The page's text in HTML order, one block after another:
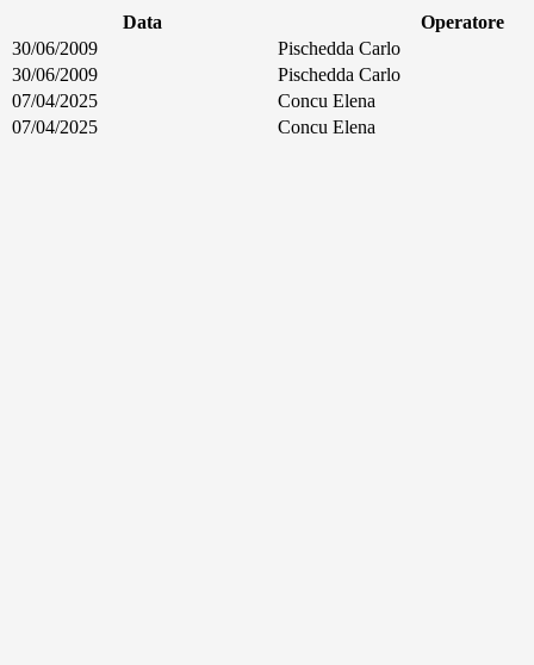
Data
Operatore
30/06/2009
Pischedda Carlo
30/06/2009
Pischedda Carlo
07/04/2025
Concu Elena
07/04/2025
Concu Elena